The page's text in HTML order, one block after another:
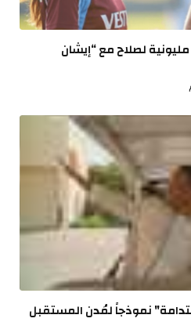
لصلاح مع “إيشان
نموذجاً لمُدن المستقبل